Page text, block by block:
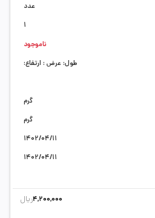
طول: عرض : ارتفاع:
گرم
گرم
1402/04/11
1402/04/11
عدد
1
ناموجود
4,200,000ریال